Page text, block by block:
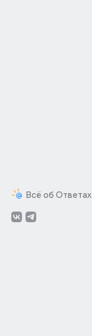
Всё об Ответах